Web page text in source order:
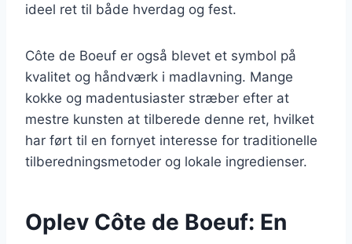
ideel ret til både hverdag og fest.
Côte de Boeuf er også blevet et symbol på
kvalitet og håndværk i madlavning. Mange
kokke og madentusiaster stræber efter at
mestre kunsten at tilberede denne ret, hvilket
har ført til en fornyet interesse for traditionelle
tilberedningsmetoder og lokale ingredienser.
Oplev Côte de Boeuf: En